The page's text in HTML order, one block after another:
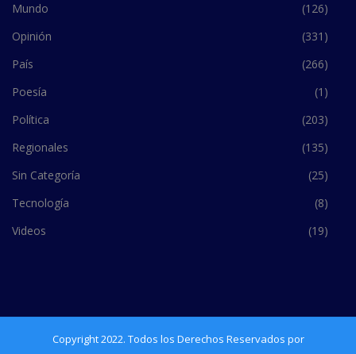
Mundo
(126)
Opinión
(331)
País
(266)
Poesía
(1)
Política
(203)
Regionales
(135)
Sin Categoría
(25)
Tecnología
(8)
Videos
(19)
Copyright 2022. Todos los Derechos Reservados por